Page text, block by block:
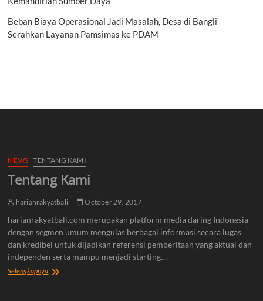
Beban Biaya Operasional Jadi Masalah, Desa di Bangli
Serahkan Layanan Pamsimas ke PDAM
NEWS TENTANG KAMI
Tentang Kami
harianrakyatbali October 29, 2017
harianrakyatbali.com merupakan platform media daring Indonesia
dengan segmen umum mengulas berbagai informasi secara lugas
dan kredibel untuk dijadikan referensi pemberitaan yang aktual dan
independen serta mampu menjadi starting…
SelengkapnyaTentang